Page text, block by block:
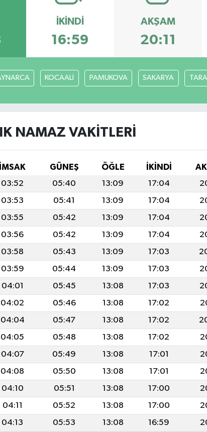
İKINDI
16:59
AKŞAM
20:11
KOCAALİ PAMUKOVA SAKARYA
NAMAZ VAKITLERI
İMSAK GÜNEŞ ÖĞLE İKINDI
03:52 05:40 13:09 17:04
03:53 05:41 13:09 17:04
03:55 05:42 13:09 17:04
03:56 05:42 13:09 17:04
03:58 05:43 13:09 17:03
03:59 05:44 13:09 17:03
04:01 05:45 13:08 17:03
04:02 05:46 13:08 17:02
04:04 05:47 13:08 17:02
04:05 05:48 13:08 17:02
04:07 05:49 13:08 17:01
04:08 05:50 13:08 17:01
04:10 05:51 13:08 17:00
04:11 05:52 13:08 17:00
04:13 05:53 13:08 16:59